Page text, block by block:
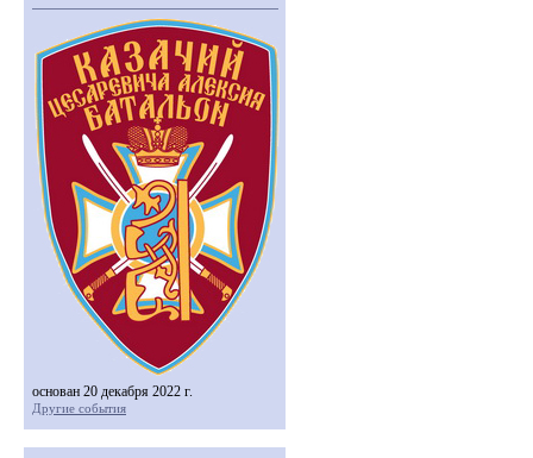
основан 20 декабря 2022 г.
Другие события